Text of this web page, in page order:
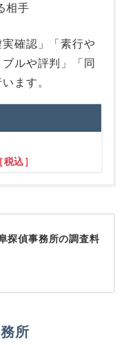
相手
確認」「素行や
ルや評判」「同
ます。
込］
探偵事務所の調査料
所